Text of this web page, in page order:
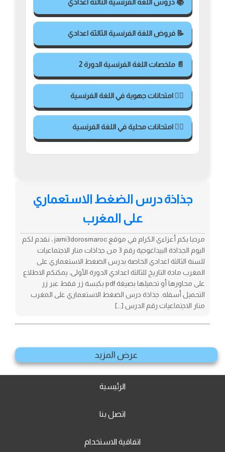
📚 دروس اللغة الفرنسية الثالثة اعدادي
📝 فروض اللغة الفرنسية الثالثة اعدادي
📄 ملخصات اللغة الفرنسية الدورة 2
✍🏻 امتحانات جهوية في اللغة الفرنسية
✍🏻 امتحانات محلية في اللغة الفرنسية
جذاذة درس الضغط الاستعماري
على المغرب
مرحبا بكم أعزاءي الكرام في موقع jami3dorosmaroc ، نقدم لكم
اليوم الجذاذة البيداغوجية رقم 3 من جذاذات منار الاجتماعيات
للسنة الثالثة اعدادي الخاصة بدرس الضغط الاستعماري على
المغرب مادة التاريخ للثالثة اعدادي الدورة الأولى، يمكنكم الاطلاع
على محاورها أو تحميلها بصيغة pdf بكبسة زر فقط عبر زر
التحميل أسفله. جذاذة درس الضغط الاستعماري على المغرب
منار الاجتماعيات رقم الدرس […]
عرض المزيد
الرئيسية
اتصل بنا
اتفاقية الاستخدام